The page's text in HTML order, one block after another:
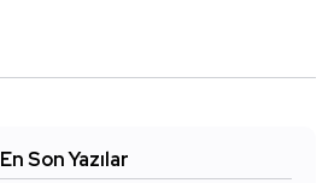
En Son Yazılar